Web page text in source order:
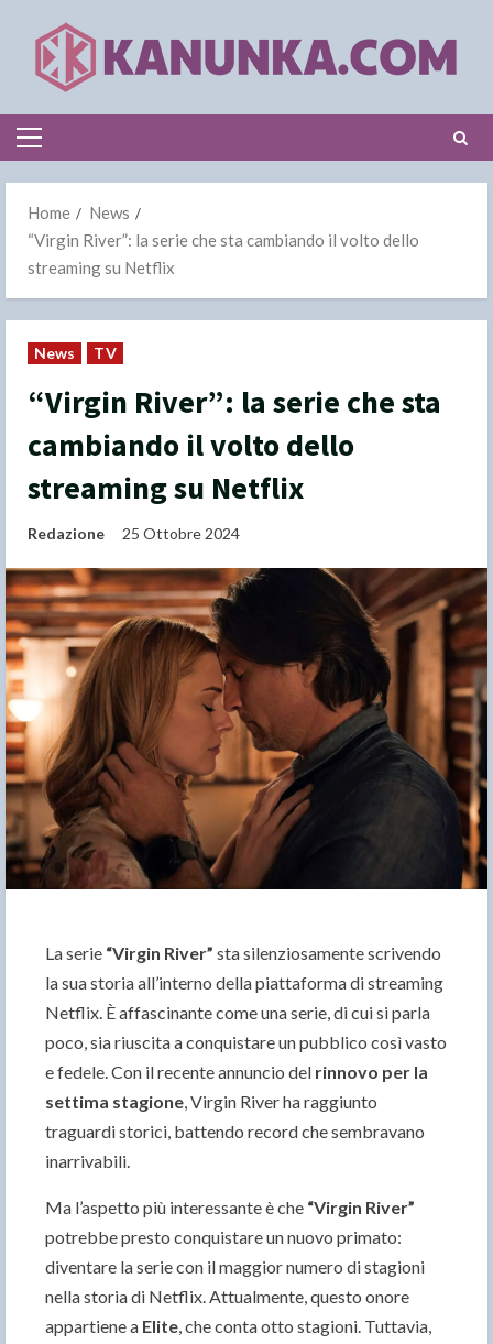
content
Primary
Home
News
“Virgin River”: la serie che sta cambiando il volto dello
streaming su Netflix
News TV
“Virgin River”: la serie che sta
cambiando il volto dello
streaming su Netflix
Redazione 25 Ottobre 2024
La serie “Virgin River” sta silenziosamente scrivendo
la sua storia all’interno della piattaforma di streaming
Netflix. È affascinante come una serie, di cui si parla
poco, sia riuscita a conquistare un pubblico così vasto
e fedele. Con il recente annuncio del rinnovo per la
settima stagione, Virgin River ha raggiunto
traguardi storici, battendo record che sembravano
inarrivabili.
Ma l’aspetto più interessante è che “Virgin River”
potrebbe presto conquistare un nuovo primato:
diventare la serie con il maggior numero di stagioni
nella storia di Netflix. Attualmente, questo onore
appartiene a Elite, che conta otto stagioni. Tuttavia,